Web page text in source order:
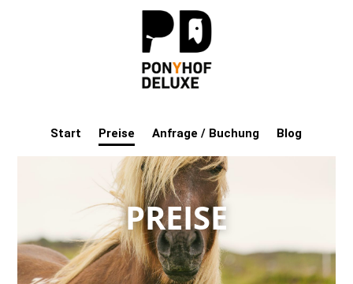
Start Preise Anfrage / Buchung Blog
PREISE